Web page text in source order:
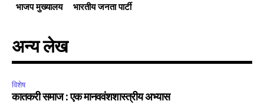
भाजप मुख्यालय
भारतीय जनता पार्टी
अन्य लेख
विशेष
कातकरी समाज : एक मानववंशशास्त्रीय अभ्यास